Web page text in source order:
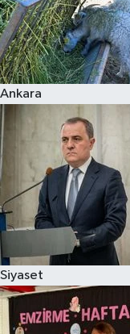
Ankara
Siyaset
Sağlık
Siyaset
Teknoloji
Televizyon
Yaşam-Çevre